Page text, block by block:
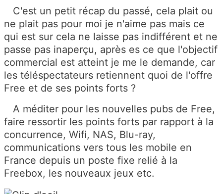
C'est un petit récap du passé, cela plait ou
ne plait pas pour moi je n'aime pas mais ce
qui est sur cela ne laisse pas indifférent et ne
passe pas inaperçu, après es ce que l'objectif
commercial est atteint je me le demande, car
les téléspectateurs retiennent quoi de l'offre
Free et de ses points forts ?
A méditer pour les nouvelles pubs de Free,
faire ressortir les points forts par rapport à la
concurrence, Wifi, NAS, Blu-ray,
communications vers tous les mobile en
France depuis un poste fixe relié à la
Freebox, les nouveaux jeux etc.